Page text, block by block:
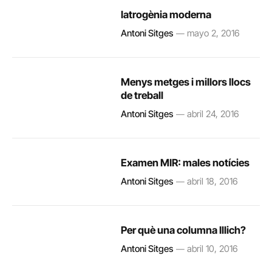
Iatrogènia moderna
Antoni Sitges mayo 2, 2016
Menys metges i millors llocs
de treball
Antoni Sitges abril 24, 2016
Examen MIR: males notícies
Antoni Sitges abril 18, 2016
Per què una columna Illich?
Antoni Sitges abril 10, 2016